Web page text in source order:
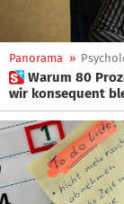
Panorama »
 Warum 80 Prozent der Neujahrsvorsätze scheitern und wie
wir konsequent